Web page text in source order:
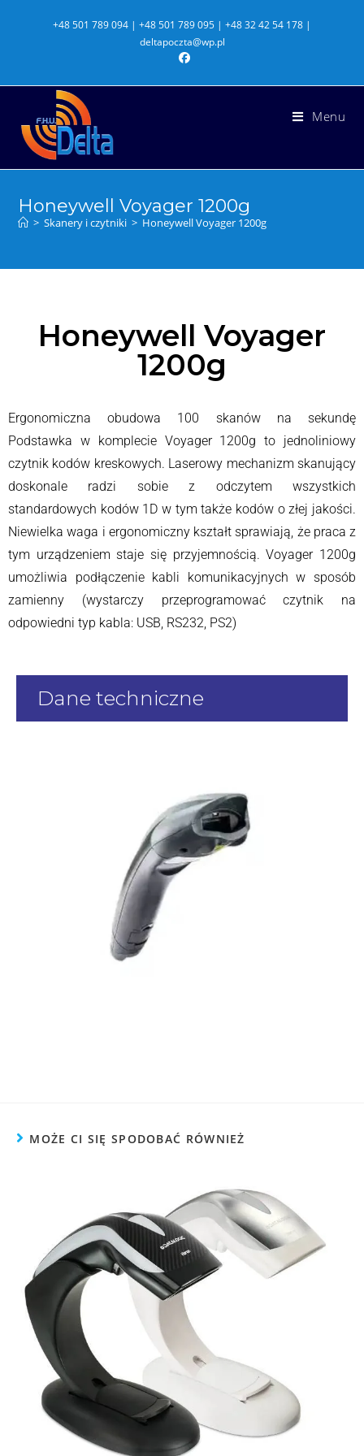
+48 501 789 094 | +48 501 789 095 | +48 32 42 54 178 |
deltapoczta@wp.pl
Menu
Honeywell Voyager 1200g
> Skanery i czytniki > Honeywell Voyager 1200g
Honeywell Voyager
1200g
Ergonomiczna obudowa 100 skanów na sekundę
Podstawka w komplecie Voyager 1200g to jednoliniowy
czytnik kodów kreskowych. Laserowy mechanizm skanujący
doskonale radzi sobie z odczytem wszystkich
standardowych kodów 1D w tym także kodów o złej jakości.
Niewielka waga i ergonomiczny kształt sprawiają, że praca z
tym urządzeniem staje się przyjemnością. Voyager 1200g
umożliwia podłączenie kabli komunikacyjnych w sposób
zamienny (wystarczy przeprogramować czytnik na
odpowiedni typ kabla: USB, RS232, PS2)
Dane techniczne
MOŻE CI SIĘ SPODOBAĆ RÓWNIEŻ